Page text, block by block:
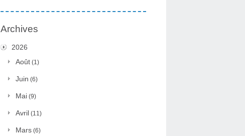
Archives
2026
Août (1)
Juin (6)
Mai (9)
Avril (11)
Mars (6)